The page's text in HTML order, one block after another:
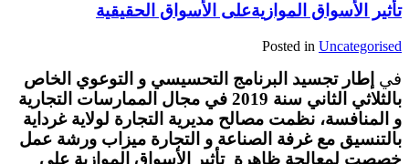
تأثير الأسواق الموازيةعلى الأسواق الحقيقية
Posted in Uncategorised
في إطار تجسيد البرنامج التحسيسي و التوعوي الخاص
بالثلاثي الثاني سنة 2019 في مجال الممارسات التجارية
و المنافسة، نظمت مصالح مديرية التجارة لولاية غرداية
بالتنسيق مع غرفة الصناعة و التجارة ميزاب ورشة عمل
خصصت لمعالجة ظاهرة تأثير الأسواق الموازية على